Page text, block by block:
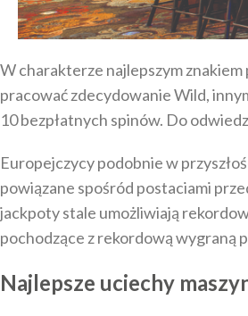
W charakterze najlepszym znakiem
pracować zdecydowanie Wild,
10 bezpłatnych spinów. Do
Europejczycy podobnie w
powiązane spośród postaciami
jackpoty stale umożliwiają
pochodzące z rekordową wygraną
Najlepsze uciechy